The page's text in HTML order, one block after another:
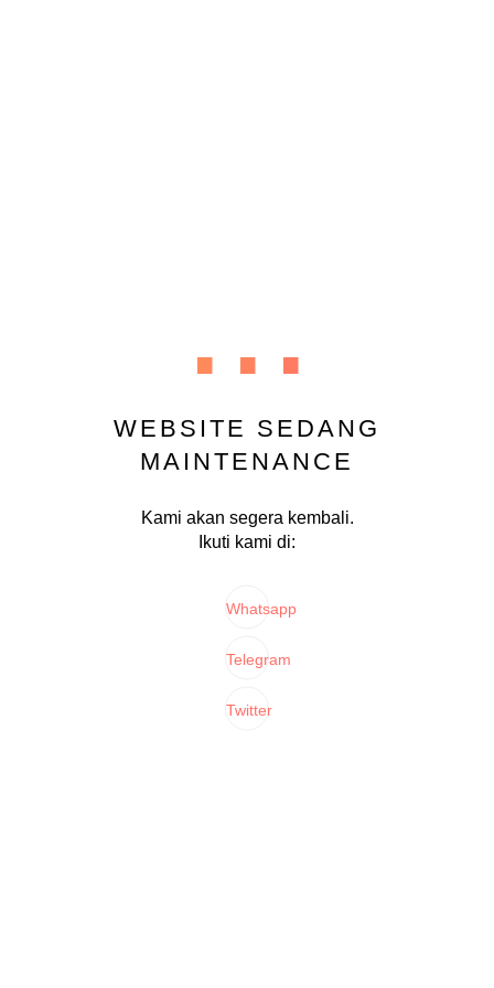
...
WEBSITE SEDANG
MAINTENANCE
Kami akan segera kembali.
Ikuti kami di:
Whatsapp
Telegram
Twitter